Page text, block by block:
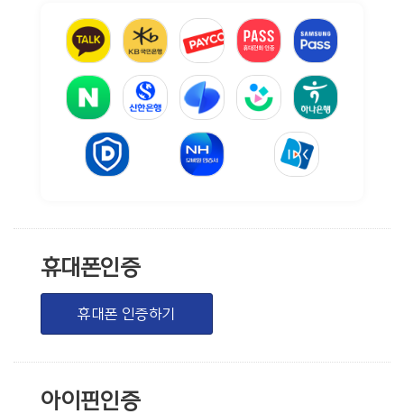
휴대폰인증
휴대폰 인증하기
아이핀인증